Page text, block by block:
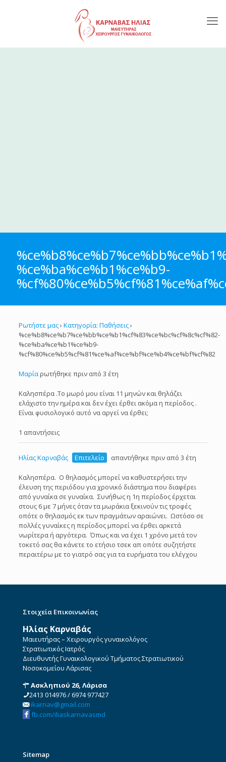
%ce%ba%ce%b1%ce%b9-
Ρωτήστε μας› Κατηγορία: Παθήσεις›
%ce%b8%ce%b7%ce%bb%ce%b1%cf%83%ce%bc%cf%8c%cf%82-
%ce%ba%ce%b1%ce%b9-
%cf%80%ce%b5%cf%81%ce%af%ce%bf%ce%b4%ce%bf%cf%82
Μαρίαρωτήθηκε πριν από 3 έτη
Καλησπέρα .Το μωρό μου είναι 11 μηνών και θηλάζει
ελάχιστο την ημέρα και δεν έχει έρθει ακόμα η περίοδος .
Είναι φυσιολογικό αυτό να αργεί να έρθει;
1 απαντήσεις
Ηλίας Καρναβάς Επιτελείο απαντήθηκε πριν από 3 έτη
Καλησπέρα. Ο θηλασμός μπορεί να καθυστερήσει την
έλευση της περιόδου για χρονικό διάστημα που διαφέρει
από γυναίκα σε γυναίκα. Συνήθως η 1η περίοδος έρχεται
στους 6 με 7 μήνες όταν τα μωράκια ξεκινούν τις τροφές
οπότε ο θηλασμός εκ των πραγμάτων αραιώνει. Ωστόσο σε
πολλές γυναίκες η περίοδος μπορεί να έρθει αρκετά
νωρίτερα ή αργότερα. Όπως και να έχει 1 χρόνο μετά τον
τοκετό σας θα κάνετε το ετήσιο τσεκ απ οπότε συζητήστε
περαιτέρω με το γιατρό σας για τα ευρήματα του ελέγχου
Στοιχεία Επικοινωνίας
Ηλίας Καρναβάς
Μαιευτήρας – Χειρουργός γυναικολόγος
Στρατιωτικός Ιατρός
Διευθυντής Γυναικολογικού Τμήματος Στρατιωτικού
Νοσοκομείου Λάρισας
Ασκληπιού 26, Λάρισα
2413 014976/6974 977427
ikarnav@gmail.com
fb.com/iliaskarnavasmd
Sitemap